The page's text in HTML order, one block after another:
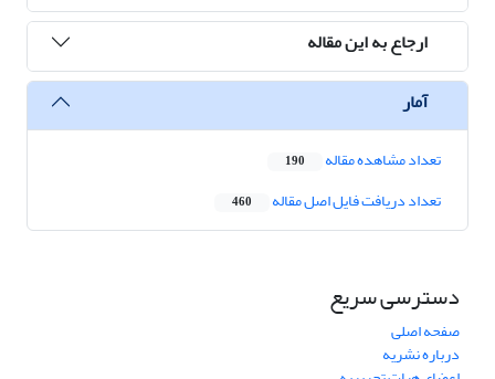
ارجاع به این مقاله
آمار
تعداد مشاهده مقاله 190
تعداد دریافت فایل اصل مقاله 460
دسترسی سریع
صفحه اصلی
درباره نشریه